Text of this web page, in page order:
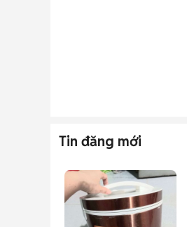
Tin đăng mới